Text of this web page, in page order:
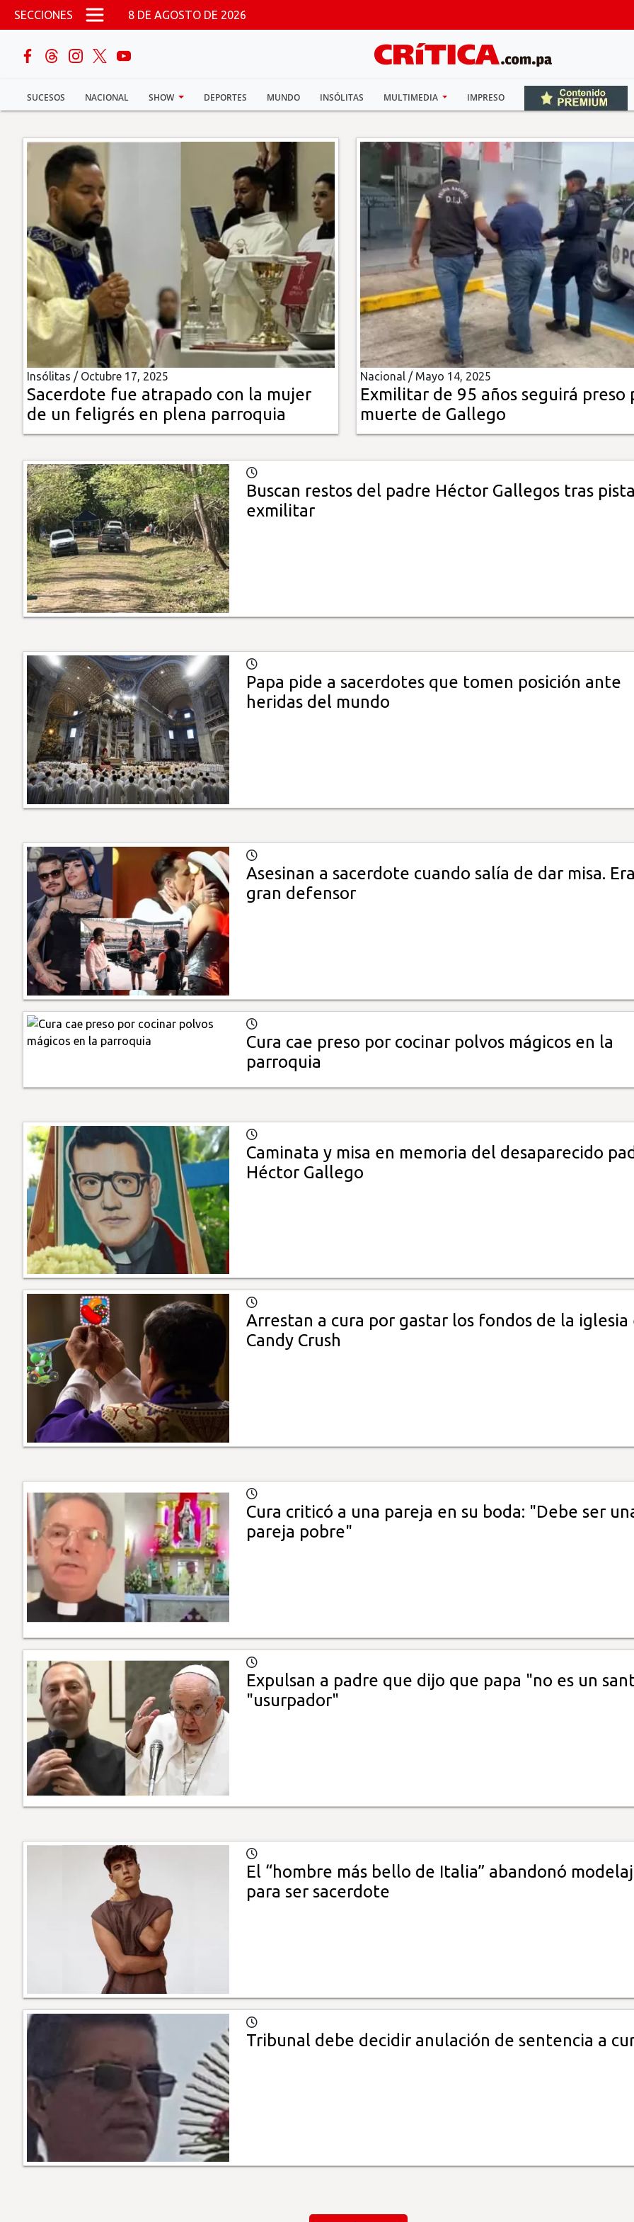
Pasar al contenido principal
SECCIONES 8 DE AGOSTO DE 2026
SUCESOS NACIONAL SHOW DEPORTES MUNDO INSÓLITAS MULTIMEDIA IMPRESO
buscar
Sucesos
Nacional
Política
Show
Deportes
Mundo
Insólitas
Multimedia
Impreso
Insólitas / Octubre 17, 2025
Sacerdote fue atrapado con la mujer
de un feligrés en plena parroquia
Nacional / Mayo 14, 2025
Exmilitar de 95 años seguirá preso
muerte de Gallego
Buscan restos del padre Héctor Gallegos tras
exmilitar
Papa pide a sacerdotes que tomen posición ante
heridas del mundo
Asesinan a sacerdote cuando salía de dar misa.
gran defensor
Cura cae preso por cocinar polvos mágicos en la
parroquia
Caminata y misa en memoria del desaparecido
Héctor Gallego
Arrestan a cura por gastar los fondos de la iglesia
Candy Crush
Cura criticó a una pareja en su boda: "Debe ser
pareja pobre"
Expulsan a padre que dijo que papa "no es un
"usurpador"
El “hombre más bello de Italia” abandonó
para ser sacerdote
Tribunal debe decidir anulación de sentencia a